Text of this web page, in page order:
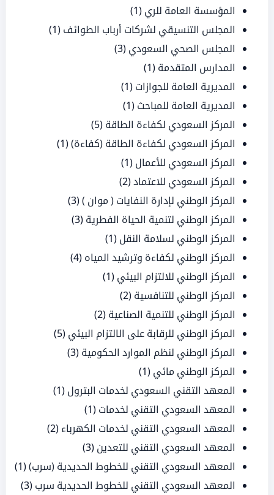
المؤسسة العامة للري (1)
المجلس التنسيقي لشركات أرباب الطوائف (1)
المجلس الصحي السعودي (3)
المدارس المتقدمة (1)
المديرية العامة للجوازات (1)
المديرية العامة للمباحث (1)
المركز السعودي لكفاءة الطاقة (5)
المركز السعودي لكفاءة الطاقة (كفاءة)(1)
المركز السعودي للأعمال (1)
المركز السعودي للاعتماد(2)
المركز الوطني لإدارة النفايات ( موان )(3)
المركز الوطني لتنمية الحياة الفطرية (3)
المركز الوطني لسلامة النقل (1)
المركز الوطني لكفاءة وترشيد المياه (4)
المركز الوطني للالتزام البيئي (1)
المركز الوطني للتنافسية (2)
المركز الوطني للتنمية الصناعية (2)
المركز الوطني للرقابة على الالتزام البيئي (5)
المركز الوطني لنظم الموارد الحكومية (3)
المركز الوطني مائي (1)
المعهد التقني السعودي لخدمات البترول (1)
المعهد السعودي التقني لخدمات (1)
المعهد السعودي التقني لخدمات الكهرباء (2)
المعهد السعودي التقني للتعدين (3)
المعهد السعودي التقني للخطوط الحديدية (سرب)(1)
المعهد السعودي التقني للخطوط الحديدية سرب (3)